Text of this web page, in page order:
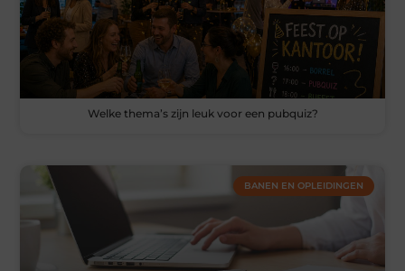
Welke thema’s zijn leuk voor een pubquiz?
BANEN EN OPLEIDINGEN